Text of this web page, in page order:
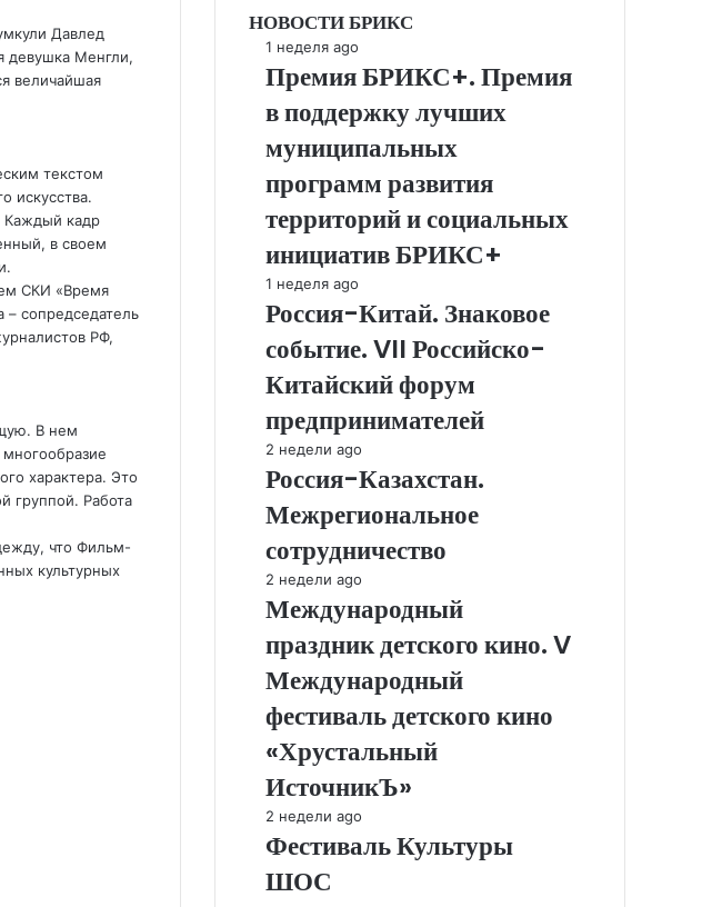
Давлед
девушка Менгли,
величайшая
текстом
искусства.
Каждый кадр
в своем
СКИ «Время
сопредседатель
РФ,
В нем
характера. Это
группой. Работа
что Фильм-
культурных
НОВОСТИ БРИКС
Премия
БРИКС+.
Премия
в
лучших
муниципальных
развития
территорий
и
социальных
инициатив
БРИКС+
1 неделя ago
Премия БРИКС+. Премия
в поддержку лучших
муниципальных
программ развития
территорий и социальных
инициатив БРИКС+
Россия-
Китай.
событие.
VII
Российско-
Китайский
форум
предпринимателей
1 неделя ago
Россия-Китай. Знаковое
событие. VII Российско-
Китайский форум
предпринимателей
Россия-
Казахстан.
сотрудничество
2 недели ago
Россия-Казахстан.
Межрегиональное
сотрудничество
Международный
праздник
детского
кино.
V
Международный
фестиваль
детского
кино
«Хрустальный
ИсточникЪ»
2 недели ago
Международный
праздник детского кино. V
Международный
фестиваль детского кино
«Хрустальный
ИсточникЪ»
Фестиваль
Культуры
2 недели ago
Фестиваль Культуры
ШОС